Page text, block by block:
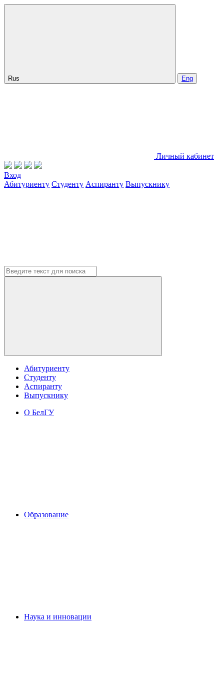
Rus Eng
Личный кабинет
Вход
Абитуриенту Студенту Аспиранту Выпускнику
Абитуриенту
Студенту
Аспиранту
Выпускнику
О БелГУ
Образование
Наука и инновации